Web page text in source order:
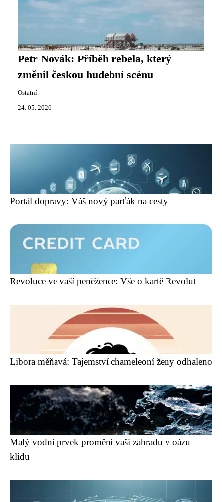
Petr Novák: Příběh rebela, který
změnil českou hudební scénu
Ostatní
24. 05. 2026
Portál dopravy: Váš nový parťák na cesty
Revoluce ve vaší peněžence: Vše o kartě Revolut
Libora měňavá: Tajemství chameleoní ženy odhaleno
Malý vodní prvek promění vaši zahradu v oázu
klidu